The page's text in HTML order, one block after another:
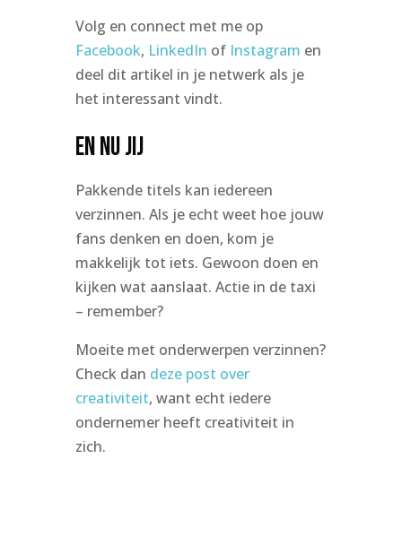
Volg en connect met me op
Facebook, LinkedIn of Instagram en
deel dit artikel in je netwerk als je
het interessant vindt.
En nu jij
Pakkende titels kan iedereen
verzinnen. Als je echt weet hoe jouw
fans denken en doen, kom je
makkelijk tot iets. Gewoon doen en
kijken wat aanslaat. Actie in de taxi
– remember?
Moeite met onderwerpen verzinnen?
Check dan deze post over
creativiteit, want echt iedere
ondernemer heeft creativiteit in
zich.